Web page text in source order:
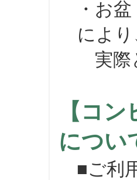
・お盆
によ
実際と
【コ
につ
■ご利